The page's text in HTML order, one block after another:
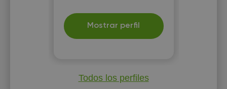
Mostrar perfil
Todos los perfiles